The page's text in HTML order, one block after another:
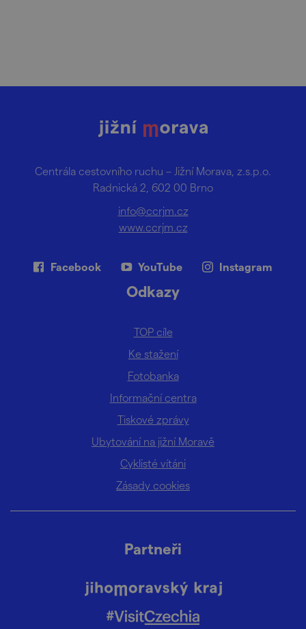
Centrála cestovního ruchu – Jižní Morava, z.s.p.o.
Radnická 2, 602 00 Brno
info@ccrjm.cz
www.ccrjm.cz
Facebook YouTube Instagram
Odkazy
TOP cíle
Ke stažení
Fotobanka
Informační centra
Tiskové zprávy
Ubytování na jižní Moravě
Cyklisté vítáni
Zásady cookies
Partneři